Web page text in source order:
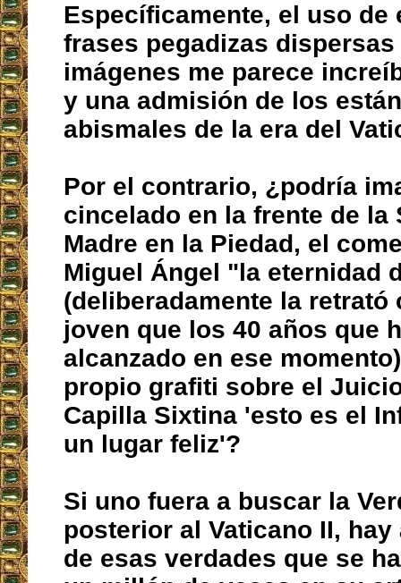
Específicamente, el uso de
frases pegadizas dispersas
imágenes me parece
y una admisión de los
abismales de la era del
Por el contrario, ¿podría
cincelado en la frente de la
Madre en la Piedad, el
Miguel Ángel "la eternidad
(deliberadamente la retrató
joven que los 40 años que
alcanzado en ese
propio grafiti sobre el
Capilla Sixtina 'esto es el
un lugar feliz'?
Si uno fuera a buscar la
posterior al Vaticano II, hay
de esas verdades que se